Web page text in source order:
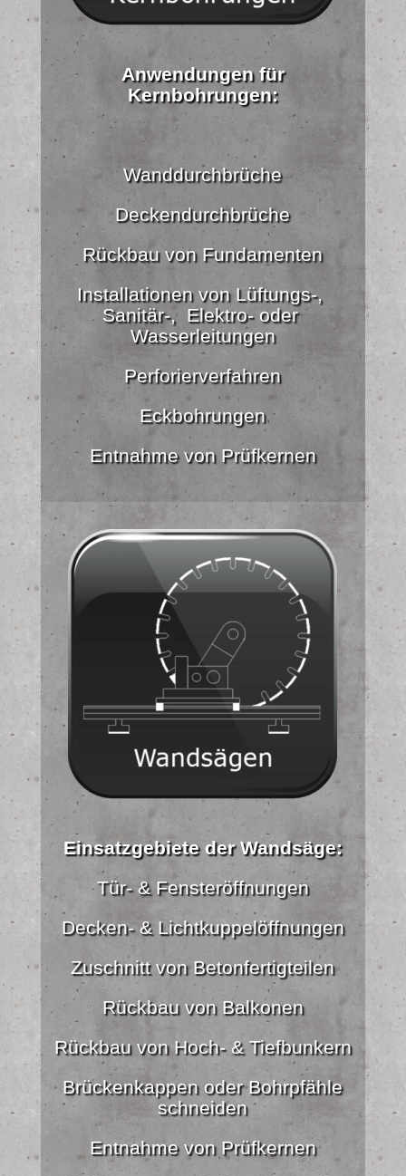
Anwendungen für
Kernbohrungen:
Wanddurchbrüche
Deckendurchbrüche
Rückbau von Fundamenten
Installationen von Lüftungs-,
Sanitär-, Elektro- oder
Wasserleitungen
Perforierverfahren
Eckbohrungen
Entnahme von Prüfkernen
Einsatzgebiete der Wandsäge:
Tür- & Fensteröffnungen
Decken- & Lichtkuppelöffnungen
Zuschnitt von Betonfertigteilen
Rückbau von Balkonen
Rückbau von Hoch- & Tiefbunkern
Brückenkappen oder Bohrpfähle
schneiden
Entnahme von Prüfkernen